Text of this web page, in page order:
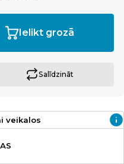
Ielikt grozā
Salīdzināt
veikalos